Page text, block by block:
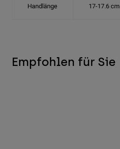
Handlänge 17-17.6 cm
Empfohlen für Sie